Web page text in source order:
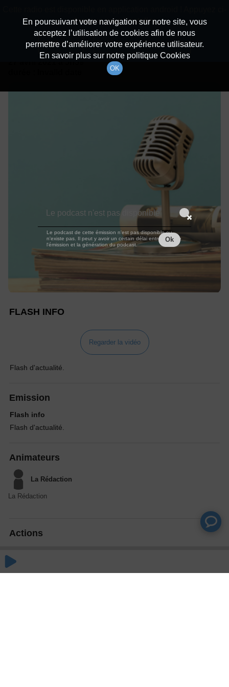
Détails De L'épisode
à 5h59
FLASH INFO
Regarder la vidéo
Flash d'actualité.
Emission
Flash info
Flash d'actualité.
Animateurs
La Rédaction
La Rédaction
Actions
En poursuivant votre navigation sur notre site, vous
acceptez l’utilisation de cookies afin de nous
permettre d’améliorer votre expérience utilisateur.
En savoir plus sur notre politique Cookies
OK
dessous pour l'installer.
Non merci Télécharger l'application
Le podcast n'est pas disponible
Le podcast de cette émission n'est pas disponible ou
n'existe pas. Il peut y avoir un certain délai entre la fin de
l'émission et la génération du podcast.
Ok